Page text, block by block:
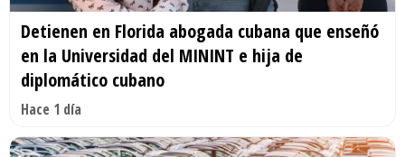
Detienen en Florida abogada cubana que enseñó
en la Universidad del MININT e hija de
diplomático cubano
Hace 1 día